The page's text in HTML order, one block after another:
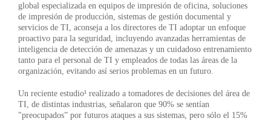
global especializada en equipos de impresión de oficina, soluciones
de impresión de producción, sistemas de gestión documental y
servicios de TI, aconseja a los directores de TI adoptar un enfoque
proactivo para la seguridad, incluyendo avanzadas herramientas de
inteligencia de detección de amenazas y un cuidadoso entrenamiento
tanto para el personal de TI y empleados de todas las áreas de la
organización, evitando así serios problemas en un futuro.
Un reciente estudio¹ realizado a tomadores de decisiones del área de
TI, de distintas industrias, señalaron que 90% se sentían
"preocupados” por futuros ataques a sus sistemas, pero sólo el 15%